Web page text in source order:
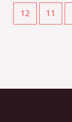
11
12